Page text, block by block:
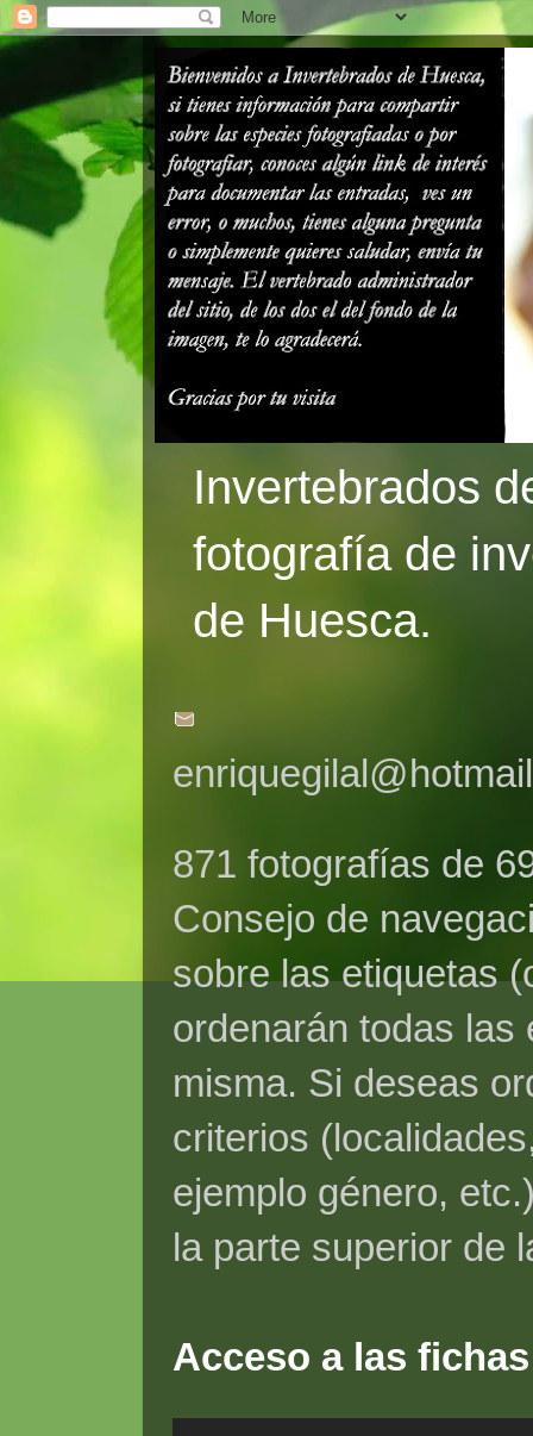
Invertebrados
fotografía de
de Huesca.
871 fotografías de
Consejo de
sobre las etiquetas
ordenarán todas las
misma. Si deseas
criterios
ejemplo género,
la parte superior de
Acceso a las